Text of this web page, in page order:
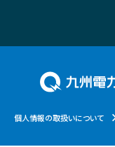
個人情報の取扱いについて